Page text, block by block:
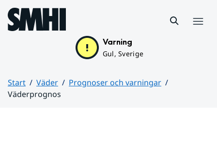
Hoppa till sidans innehåll
Varning
Gul, Sverige
Start Väder
Prognoser och varningar
Väderprognos